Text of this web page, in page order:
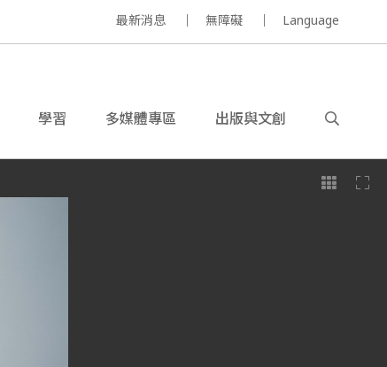
最新消息 無障礙 Language
學習 多媒體專區 出版與文創